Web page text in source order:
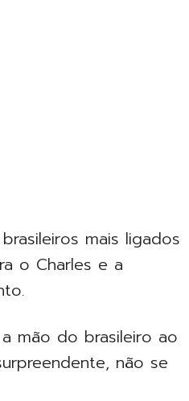
mais ligados
o Charles e a
mão do brasileiro ao
não se